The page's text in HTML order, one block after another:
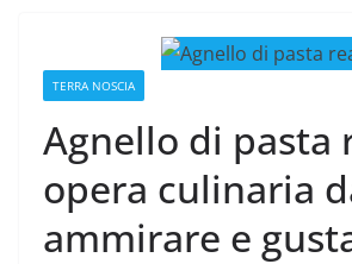
TERRA NOSCIA
Agnello di pasta
opera culinaria
ammirare e